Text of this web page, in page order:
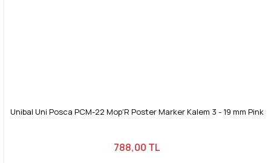
Unibal Uni Posca PCM-22 Mop'R Poster Marker Kalem 3 - 19 mm Pink
788,00 TL